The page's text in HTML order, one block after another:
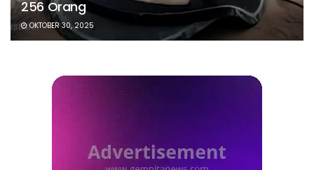
256 Orang
OKTOBER 30, 2025